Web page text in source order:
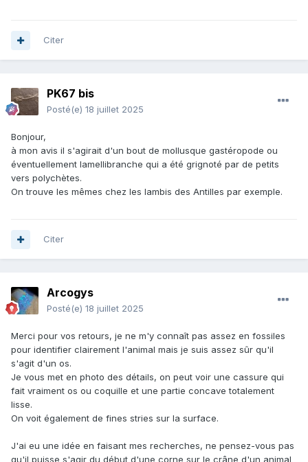
Citer
PK67 bis
Posté(e) 18 juillet 2025
Bonjour,
à mon avis il s'agirait d'un bout de mollusque gastéropode ou
éventuellement lamellibranche qui a été grignoté par de petits
vers polychètes.
On trouve les mêmes chez les lambis des Antilles par exemple.
Citer
Arcogys
Posté(e) 18 juillet 2025
Merci pour vos retours, je ne m'y connaît pas assez en fossiles
pour identifier clairement l'animal mais je suis assez sûr qu'il
s'agit d'un os.
Je vous met en photo des détails, on peut voir une cassure qui
fait vraiment os ou coquille et une partie concave totalement
lisse.
On voit également de fines stries sur la surface.
J'ai eu une idée en faisant mes recherches, ne pensez-vous pas
qu'il puisse s'agir du début d'une corne sur le crâne d'un animal